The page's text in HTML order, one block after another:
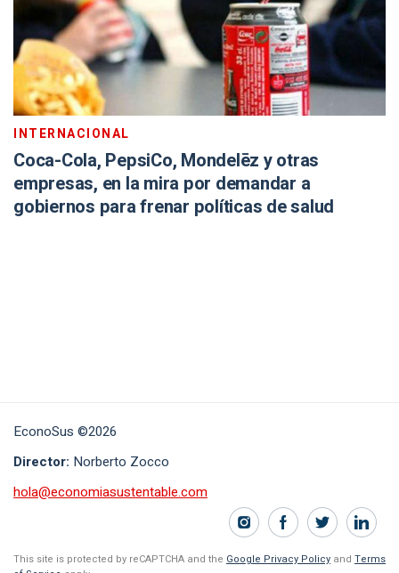
INTERNACIONAL
Coca-Cola, PepsiCo, Mondelēz y otras
empresas, en la mira por demandar a
gobiernos para frenar políticas de salud
EconoSus ©2026
Director: Norberto Zocco
hola@economiasustentable.com
This site is protected by reCAPTCHA and the Google Privacy Policy and Terms